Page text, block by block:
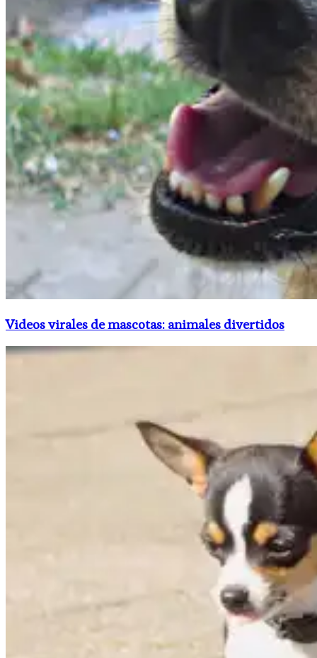
Videos virales de mascotas: animales divertidos